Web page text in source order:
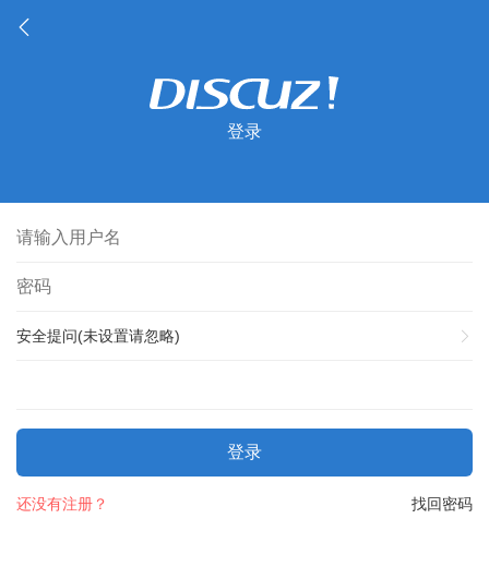
登录
安全提问(未设置请忽略)
登录
找回密码
还没有注册？